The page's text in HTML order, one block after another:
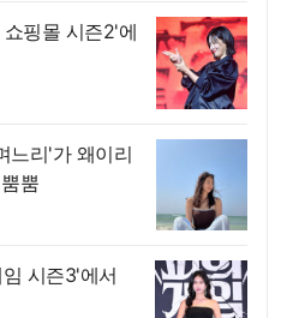
핑몰 시즌2'에
느리'가 왜이리
뿜
시즌3'에서